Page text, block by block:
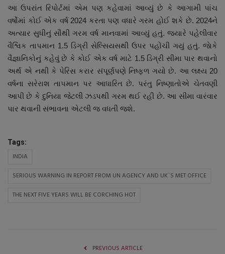
ગુનાખોરી
બોલિવૂડ
સ્વાસ્થ્ય
આ ઉપરાંત રિપોર્ટમાં એમ પણ કહેવામાં આવ્યું છે કે આગામી પાંચ
વર્ષોમાં કોઈ એક વર્ષ 2024 કરતા પણ વધારે ગરમ હોઈ શકે છે. 2024ને
અત્યાર સુધીનું સૌથી ગરમ વર્ષ માનવામાં આવ્યું હતું. જ્યારે પહેલીવાર
વૈશ્વિક તાપમાન 1.5 ડિગ્રી સેલ્સિયસથી ઉપર પહોંચી ગયું હતું. જાેકે
વૈજ્ઞાનિકોનું કહેવું છે કે કોઈ એક વર્ષ માટે 1.5 ડિગ્રી સીમા પાર થવાનો
અર્થ એ નથી કે પેરિસ કરાર સંપૂર્ણપણે નિષ્ફળ ગયો છે. આ લક્ષ્ય 20
વર્ષના સરેરાશ તાપમાન પર આધારિત છે. પરંતુ નિષ્ણાતોએ ચેતવણી
આપી છે કે દુનિયા જેટલી ઝડપથી ગરમ થઈ રહી છે. આ સીમા વારંવાર
પાર થવાની સંભાવના એટલી જ વધતી જશે.
Tags:
INDIA
SERIOUS WARNING IN REPORT FROM UN AGENCY AND UK`S MET OFFICE
THE NEXT FIVE YEARS WILL BE CORCHING HOT
PREVIOUS ARTICLE